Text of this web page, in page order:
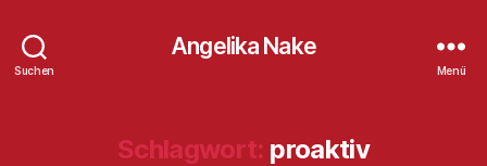
Suchen
Angelika Nake
Menü
Schlagwort: proaktiv